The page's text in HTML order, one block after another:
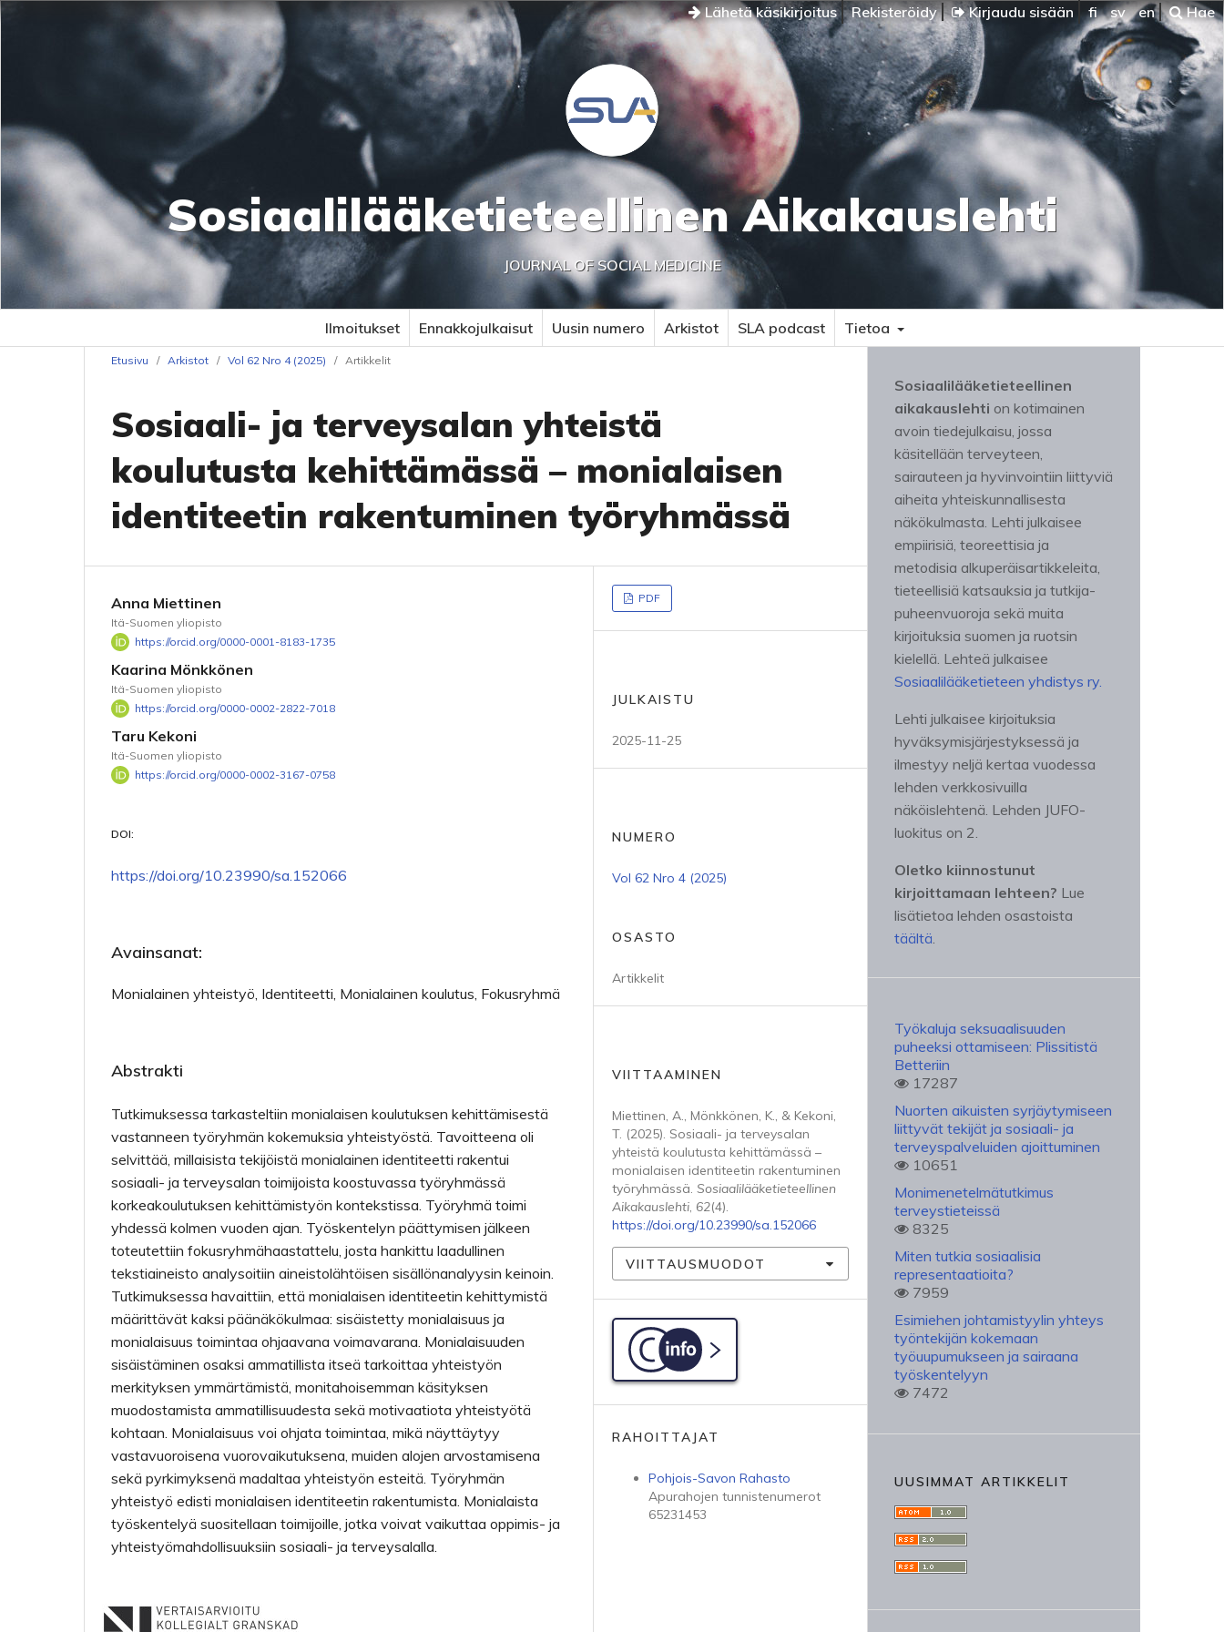
Lähetä käsikirjoitus Rekisteröidy Kirjaudu sisään fi sv en Hae
Sosiaalilääketieteellinen Aikakauslehti
JOURNAL OF SOCIAL MEDICINE
Ilmoitukset Ennakkojulkaisut Uusin numero Arkistot SLA podcast Tietoa
Etusivu / Arkistot / Vol 62 Nro 4 (2025) / Artikkelit
Sosiaali- ja terveysalan yhteistä
koulutusta kehittämässä – monialaisen
identiteetin rakentuminen työryhmässä
Anna Miettinen
Itä-Suomen yliopisto
https://orcid.org/0000-0001-8183-1735
Kaarina Mönkkönen
Itä-Suomen yliopisto
https://orcid.org/0000-0002-2822-7018
Taru Kekoni
Itä-Suomen yliopisto
https://orcid.org/0000-0002-3167-0758
DOI:
https://doi.org/10.23990/sa.152066
Avainsanat:
Monialainen yhteistyö, Identiteetti, Monialainen koulutus, Fokusryhmä
Abstrakti
Tutkimuksessa tarkasteltiin monialaisen koulutuksen kehittämisestä
vastanneen työryhmän kokemuksia yhteistyöstä. Tavoitteena oli
selvittää, millaisista tekijöistä monialainen identiteetti rakentui
sosiaali- ja terveysalan toimijoista koostuvassa työryhmässä
korkeakoulutuksen kehittämistyön kontekstissa. Työryhmä toimi
yhdessä kolmen vuoden ajan. Työskentelyn päättymisen jälkeen
toteutettiin fokusryhmähaastattelu, josta hankittu laadullinen
tekstiaineisto analysoitiin aineistolähtöisen sisällönanalyysin keinoin.
Tutkimuksessa havaittiin, että monialaisen identiteetin kehittymistä
määrittävät kaksi päänäkökulmaa: sisäistetty monialaisuus ja
monialaisuus toimintaa ohjaavana voimavarana. Monialaisuuden
sisäistäminen osaksi ammatillista itseä tarkoittaa yhteistyön
merkityksen ymmärtämistä, monitahoisemman käsityksen
muodostamista ammatillisuudesta sekä motivaatiota yhteistyötä
kohtaan. Monialaisuus voi ohjata toimintaa, mikä näyttäytyy
vastavuoroisena vuorovaikutuksena, muiden alojen arvostamisena
sekä pyrkimyksenä madaltaa yhteistyön esteitä. Työryhmän
yhteistyö edisti monialaisen identiteetin rakentumista. Monialaista
työskentelyä suositellaan toimijoille, jotka voivat vaikuttaa oppimis- ja
yhteistyömahdollisuuksiin sosiaali- ja terveysalalla.
PDF
JULKAISTU
2025-11-25
NUMERO
Vol 62 Nro 4 (2025)
OSASTO
Artikkelit
VIITTAAMINEN
Miettinen, A., Mönkkönen, K., & Kekoni,
T. (2025). Sosiaali- ja terveysalan
yhteistä koulutusta kehittämässä –
monialaisen identiteetin rakentuminen
työryhmässä. Sosiaalilääketieteellinen
Aikakauslehti, 62(4).
https://doi.org/10.23990/sa.152066
VIITTAUSMUODOT
C-info
RAHOITTAJAT
Pohjois-Savon Rahasto
Apurahojen tunnistenumerot
65231453
Sosiaalilääketieteellinen
aikakauslehti on kotimainen
avoin tiedejulkaisu, jossa
käsitellään terveyteen,
sairauteen ja hyvinvointiin liittyviä
aiheita yhteiskunnallisesta
näkökulmasta. Lehti julkaisee
empiirisiä, teoreettisia ja
metodisia alkuperäisartikkeleita,
tieteellisiä katsauksia ja tutkija-
puheenvuoroja sekä muita
kirjoituksia suomen ja ruotsin
kielellä. Lehteä julkaisee
Sosiaalilääketieteen yhdistys ry.
Lehti julkaisee kirjoituksia
hyväksymisjärjestyksessä ja
ilmestyy neljä kertaa vuodessa
lehden verkkosivuilla
näköislehtenä. Lehden JUFO-
luokitus on 2.
Oletko kiinnostunut
kirjoittamaan lehteen? Lue
lisätietoa lehden osastoista
täältä.
Työkaluja seksuaalisuuden
puheeksi ottamiseen: Plissitistä
Betteriin
17287
Nuorten aikuisten syrjäytymiseen
liittyvät tekijät ja sosiaali- ja
terveyspalveluiden ajoittuminen
10651
Monimenetelmätutkimus
terveystieteissä
8325
Miten tutkia sosiaalisia
representaatioita?
7959
Esimiehen johtamistyylin yhteys
työntekijän kokemaan
työuupumukseen ja sairaana
työskentelyyn
7472
UUSIMMAT ARTIKKELIT